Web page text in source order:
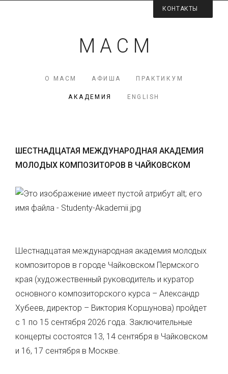
КОНТАКТЫ
М А С М
О МАСМ АФИША ПРАКТИКУМ
АКАДЕМИЯ ENGLISH
ШЕСТНАДЦАТАЯ МЕЖДУНАРОДНАЯ АКАДЕМИЯ
МОЛОДЫХ КОМПОЗИТОРОВ В ЧАЙКОВСКОМ
Шестнадцатая международная академия молодых
композиторов в городе Чайковском Пермского
края (художественный руководитель и куратор
основного композиторского курса – Александр
Хубеев, директор – Виктория Коршунова) пройдет
с 1 по 15 сентября 2026 года. Заключительные
концерты состоятся 13, 14 сентября в Чайковском
и 16, 17 сентября в Москве.